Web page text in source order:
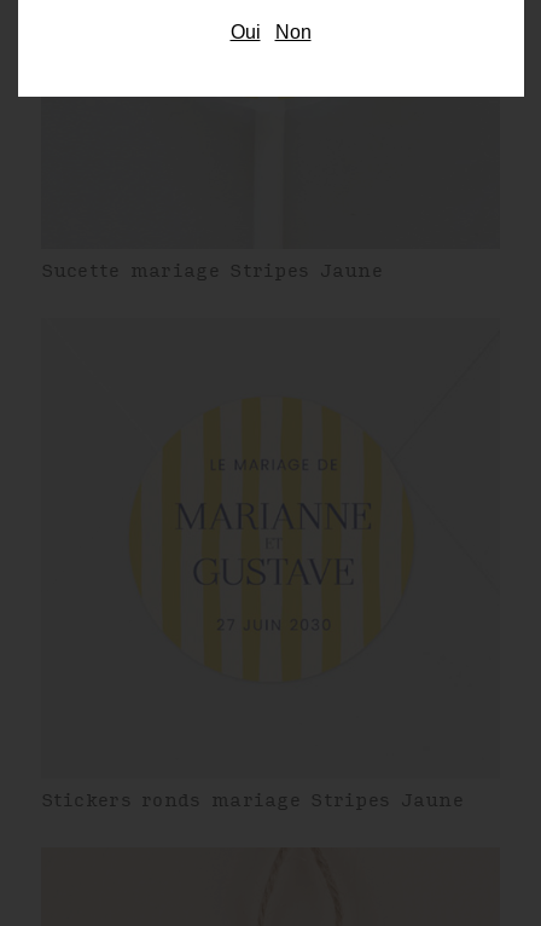
Sucette mariage Stripes Jaune
Stickers ronds mariage Stripes Jaune
Oui Non